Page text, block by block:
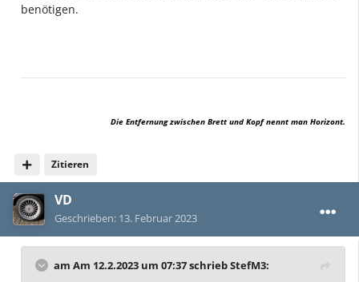
benötigen.
Zitieren
Die Entfernung zwischen Brett und Kopf nennt man Horizont.
VD
Geschrieben: 13. Februar 2023
am Am 12.2.2023 um 07:37 schriebStefM3: